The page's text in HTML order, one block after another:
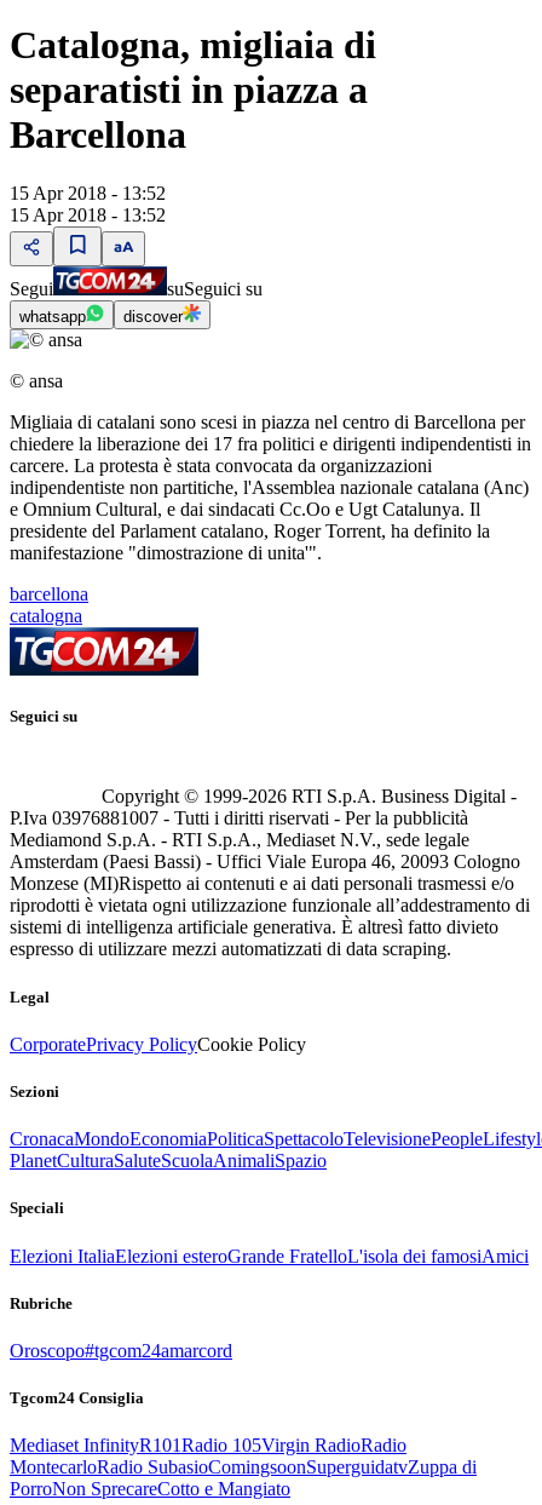
Catalogna, migliaia di
separatisti in piazza a
Barcellona
15 Apr 2018 - 13:52
15 Apr 2018 - 13:52
Segui suSeguici su
whatsapp discover
© ansa
Migliaia di catalani sono scesi in piazza nel centro di Barcellona per
chiedere la liberazione dei 17 fra politici e dirigenti indipendentisti in
carcere. La protesta è stata convocata da organizzazioni
indipendentiste non partitiche, l'Assemblea nazionale catalana (Anc)
e Omnium Cultural, e dai sindacati Cc.Oo e Ugt Catalunya. Il
presidente del Parlament catalano, Roger Torrent, ha definito la
manifestazione "dimostrazione di unita'".
barcellona
catalogna
Seguici su
Copyright © 1999-2026 RTI S.p.A. Business Digital -
P.Iva 03976881007 - Tutti i diritti riservati - Per la pubblicità
Mediamond S.p.A. - RTI S.p.A., Mediaset N.V., sede legale
Amsterdam (Paesi Bassi) - Uffici Viale Europa 46, 20093 Cologno
Monzese (MI)Rispetto ai contenuti e ai dati personali trasmessi e/o
riprodotti è vietata ogni utilizzazione funzionale all’addestramento di
sistemi di intelligenza artificiale generativa. È altresì fatto divieto
espresso di utilizzare mezzi automatizzati di data scraping.
Legal
CorporatePrivacy PolicyCookie Policy
Sezioni
CronacaMondoEconomiaPoliticaSpettacoloTelevisionePeople
PlanetCulturaSaluteScuolaAnimaliSpazio
Speciali
Elezioni ItaliaElezioni esteroGrande FratelloL'isola dei famosiAmici
Rubriche
Oroscopo#tgcom24amarcord
Tgcom24 Consiglia
Mediaset InfinityR101Radio 105Virgin RadioRadio
MontecarloRadio SubasioComingsoonSuperguidatvZuppa di
PorroNon SprecareCotto e Mangiato